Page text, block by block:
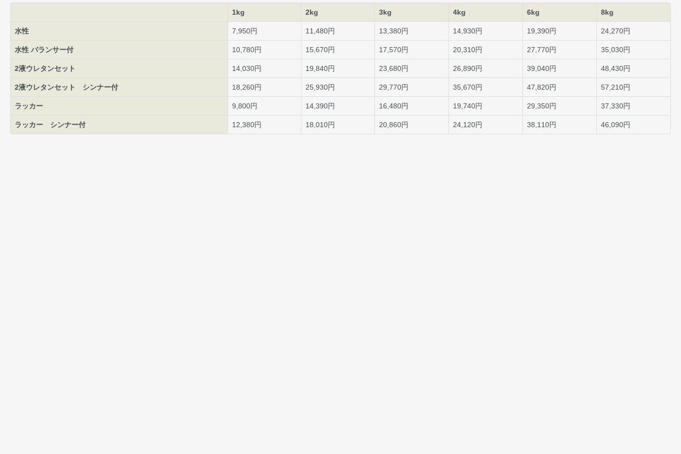
1kg 2kg 3kg 4kg 6kg 8kg
水性 7,950円 11,480円 13,380円 14,930円 19,390円 24,270円
水性 バランサー付 10,780円 15,670円 17,570円 20,310円 27,770円 35,030円
2液ウレタンセット 14,030円 19,840円 23,680円 26,890円 39,040円 48,430円
2液ウレタンセット シンナー付 18,260円 25,930円 29,770円 35,670円 47,820円 57,210円
ラッカー 9,800円 14,390円 16,480円 19,740円 29,350円 37,330円
ラッカー シンナー付 12,380円 18,010円 20,860円 24,120円 38,110円 46,090円